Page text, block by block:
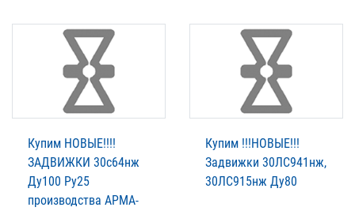
Купим НОВЫЕ!!!!
ЗАДВИЖКИ 30с64нж
Ду100 Ру25
производства АРМА-
Купим !!!НОВЫЕ!!!
Задвижки 30ЛС941нж,
30ЛС915нж Ду80